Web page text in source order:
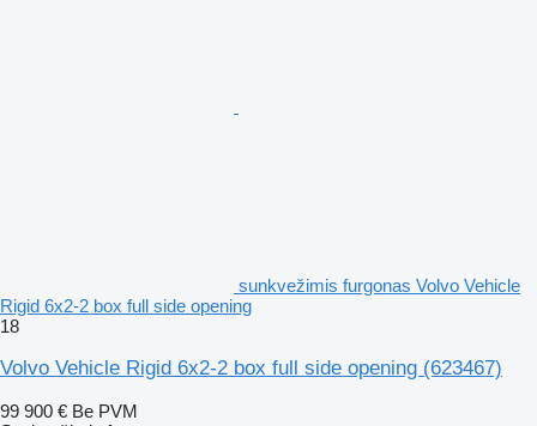
sunkvežimis furgonas Volvo Vehicle
Rigid 6x2-2 box full side opening
18
Volvo Vehicle Rigid 6x2-2 box full side opening (623467)
99 900 € Be PVM